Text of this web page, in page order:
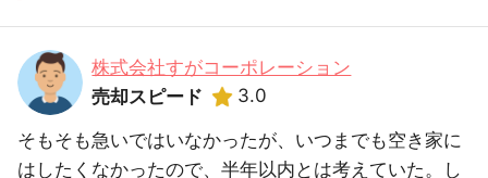
株式会社すがコーポレーション
売却スピード
3.0
そもそも急いではいなかったが、いつまでも空き家に
はしたくなかったので、半年以内とは考えていた。し